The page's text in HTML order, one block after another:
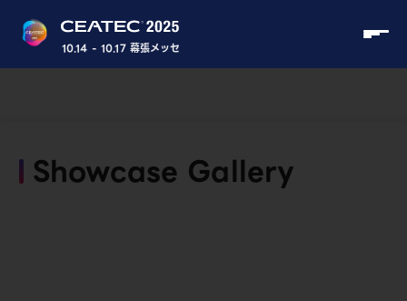
10.14 - 10.17 幕張メッセ
Showcase Gallery